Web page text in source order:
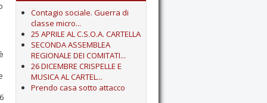
Contagio sociale. Guerra di
classe micro...
25 APRILE AL C.S.O.A. CARTELLA
SECONDA ASSEMBLEA
REGIONALE DEI COMITATI...
26 DICEMBRE CRISPELLE E
MUSICA AL CARTEL...
Prendo casa sotto attacco